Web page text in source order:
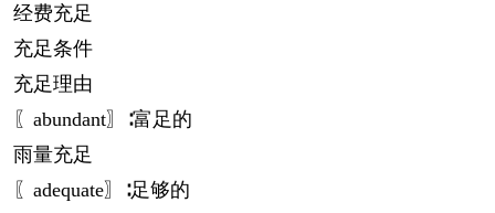
经费充足
充足条件
充足理由
〖abundant〗∶富足的
雨量充足
〖adequate〗∶足够的